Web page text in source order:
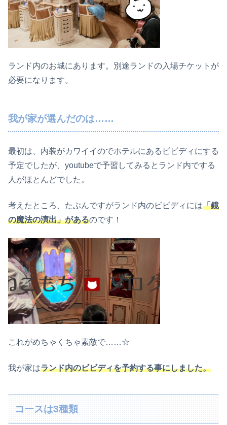
ランド内のお城にあります。別途ランドの入場チケットが
必要になります。
我が家が選んだのは……
最初は、内装がカワイイのでホテルにあるビビディにする
予定でしたが、youtubeで予習してみるとランド内でする
人がほとんどでした。
考えたところ、たぶんですがランド内のビビディには「鏡
の魔法の演出」があるのです！
これがめちゃくちゃ素敵で……☆
我が家はランド内のビビディを予約する事にしました。
コースは3種類